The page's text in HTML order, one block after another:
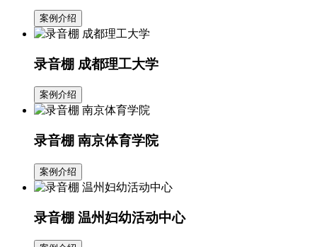
案例介绍
录音棚 成都理工大学
案例介绍
录音棚 南京体育学院
案例介绍
录音棚 温州妇幼活动中心